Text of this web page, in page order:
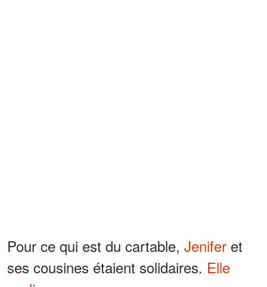
Pour ce qui est du cartable, Jenifer et
ses cousines étaient solidaires. Elle